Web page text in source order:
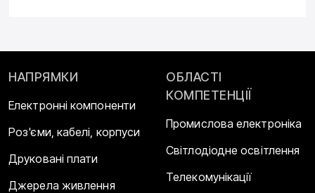
НАПРЯМКИ
Електронні компоненти
Роз'єми, кабелі, корпуси
Друковані плати
Джерела живлення
ОБЛАСТІ
КОМПЕТЕНЦІЇ
Промислова електроніка
Світлодіодне освітлення
Телекомунікації